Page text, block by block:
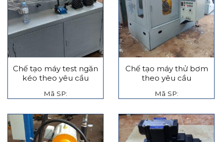
Chế tạo máy test ngăn
kéo theo yêu cầu
Mã SP:
Chế tạo máy thử bơm
theo yêu cầu
Mã SP: